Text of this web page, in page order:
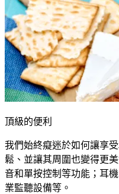
頂級的便利
我們始終癡迷於如何讓享
鬆、並讓其周圍也變得更
音和單按控制等功能；耳
業監聽設備等。